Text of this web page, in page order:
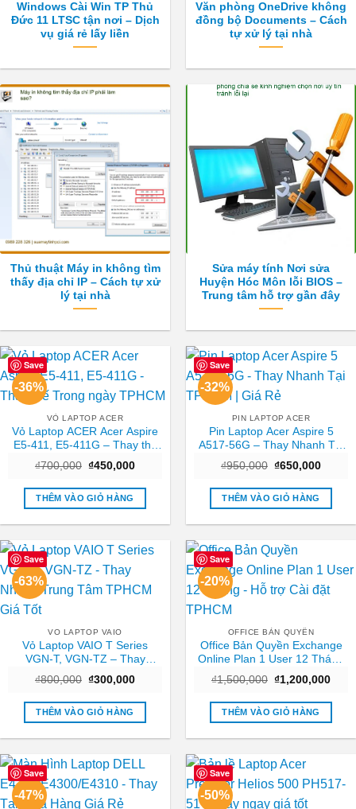
Windows Cài Win TP Thủ
Đức 11 LTSC tận nơi – Dịch
vụ giá rẻ lấy liền
Văn phòng OneDrive không
đồng bộ Documents – Cách
tự xử lý tại nhà
Thủ thuật Máy in không tìm
thấy địa chỉ IP – Cách tự xử
lý tại nhà
Sửa máy tính Nơi sửa
Huyện Hóc Môn lỗi BIOS –
Trung tâm hỗ trợ gần đây
Save
-36%
VỎ LAPTOP ACER
Vỏ Laptop ACER Acer Aspire
E5-411, E5-411G – Thay thế
₫700,000 Giá
là:
₫700,000.
₫450,000Giá
tại
₫450,000.
THÊM VÀO GIỎ HÀNG
Save
-32%
PIN LAPTOP ACER
Pin Laptop Acer Aspire 5
A517-56G – Thay Nhanh Tại
₫950,000 Giá
là:
₫950,000.
₫650,000Giá
tại
THÊM VÀO GIỎ HÀNG
Save
-63%
VO LAPTOP VAIO
Vỏ Laptop VAIO T Series
VGN-T, VGN-TZ – Thay
Giá Tốt
₫800,000 Giá
là:
₫800,000.
₫300,000Giá
tại
₫300,000.
THÊM VÀO GIỎ HÀNG
Save
-20%
OFFICE BẢN QUYỀN
Office Bản Quyền Exchange
Online Plan 1 User 12 Tháng
₫1,500,000 Giá
là:
₫1,500,000.
₫1,200,000Giá
tại
THÊM VÀO GIỎ HÀNG
Save
-47%
Save
-50%